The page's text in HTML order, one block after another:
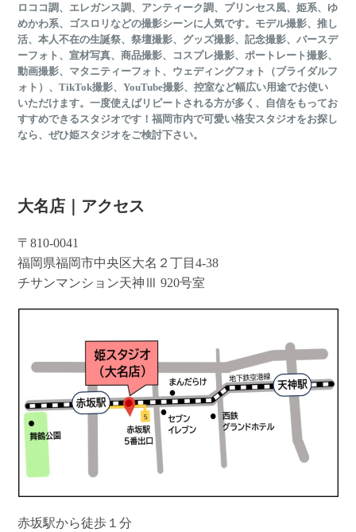
ロココ調、エレガンス調、アンティーク調、プリンセス風、姫系、ゆ
めかわ系、ゴスロリなどの撮影シーンに人気です。モデル撮影、推し
活、本人不在の生誕祭、祭壇撮影、グッズ撮影、記念撮影、バースデ
ーフォト、宣材写真、商品撮影、コスプレ撮影、ポートレート撮影、
動画撮影、マタニティーフォト、ウェディングフォト（ブライダルフ
ォト）、TikTok撮影、YouTube撮影、控室など幅広い用途でお使い
いただけます。一度使えばリピートされる方が多く、自信をもってお
すすめできるスタジオです！福岡市内で可愛い格安スタジオをお探し
なら、ぜひ姫スタジオをご検討下さい。
大名店｜アクセス
〒810-0041
福岡県福岡市中央区大名２丁目4-38
チサンマンション天神Ⅲ 920号室
赤坂駅から徒歩１分